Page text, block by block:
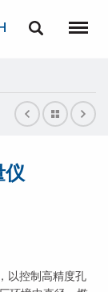
菜单
仪
以控制高精度孔